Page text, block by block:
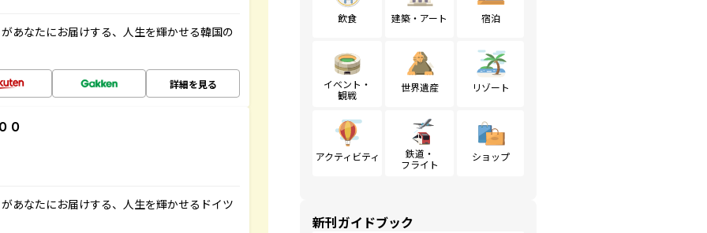
あなたにお届けする、人生を輝かせる韓国の
詳細を見る
０
あなたにお届けする、人生を輝かせるドイツ
飲食 建築・アート 宿泊
イベント・
観戦
世界遺産 リゾート
アクティビティ
鉄道・
フライト
ショップ
新刊ガイドブック